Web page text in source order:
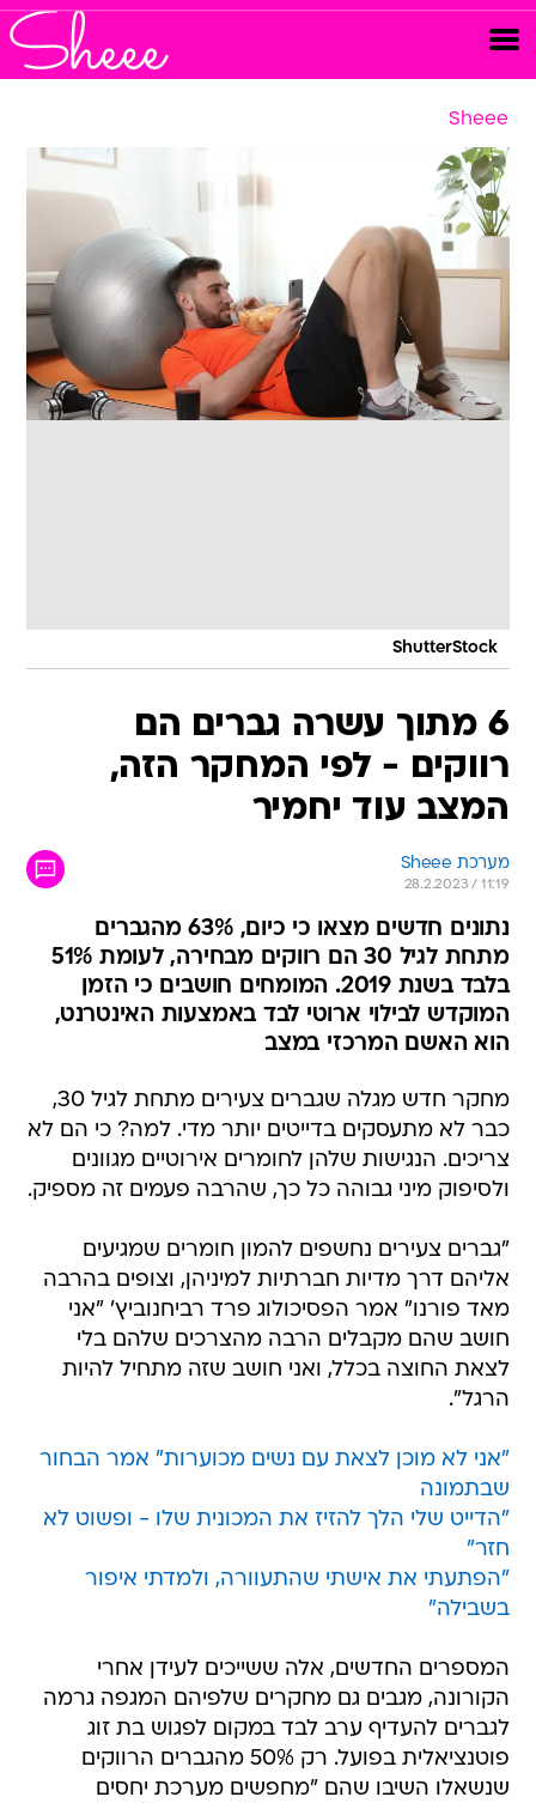
Sheee
ShutterStock
6 מתוך עשרה גברים הם
רווקים - לפי המחקר הזה,
המצב עוד יחמיר
מערכת Sheee
28.2.2023 / 11:19
נתונים חדשים מצאו כי כיום, 63% מהגברים
מתחת לגיל 30 הם רווקים מבחירה, לעומת 51%
בלבד בשנת 2019. המומחים חושבים כי הזמן
המוקדש לבילוי ארוטי לבד באמצעות האינטרנט,
הוא האשם המרכזי במצב
מחקר חדש מגלה שגברים צעירים מתחת לגיל 30,
כבר לא מתעסקים בדייטים יותר מדי. למה? כי הם לא
צריכים. הנגישות שלהן לחומרים אירוטיים מגוונים
ולסיפוק מיני גבוהה כל כך, שהרבה פעמים זה מספיק.
"גברים צעירים נחשפים להמון חומרים שמגיעים
אליהם דרך מדיות חברתיות למיניהן, וצופים בהרבה
מאד פורנו" אמר הפסיכולוג פרד רביחנוביץ' "אני
חושב שהם מקבלים הרבה מהצרכים שלהם בלי
לצאת החוצה בכלל, ואני חושב שזה מתחיל להיות
הרגל".
"אני לא מוכן לצאת עם נשים מכוערות" אמר הבחור
שבתמונה
"הדייט שלי הלך להזיז את המכונית שלו - ופשוט לא
חזר"
"הפתעתי את אישתי שהתעוורה, ולמדתי איפור
בשבילה"
המספרים החדשים, אלה ששייכים לעידן אחרי
הקורונה, מגבים גם מחקרים שלפיהם המגפה גרמה
לגברים להעדיף ערב לבד במקום לפגוש בת זוג
פוטנציאלית בפועל. רק 50% מהגברים הרווקים
שנשאלו השיבו שהם "מחפשים מערכת יחסים